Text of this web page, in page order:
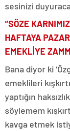
sesinizi
“SÖZE
HAFTAYA
EMEKLİYE
Bana diyor ki
emeklileri
yaptığın
söylemem
kavga etmek